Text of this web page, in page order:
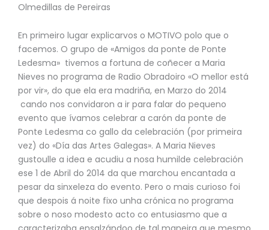
Olmedillas de Pereiras
En primeiro lugar explicarvos o MOTIVO polo que o
facemos. O grupo de «Amigos da ponte de Ponte
Ledesma» tivemos a fortuna de coñecer a Maria
Nieves no programa de Radio Obradoiro «O mellor está
por vir», do que ela era madriña, en Marzo do 2014
cando nos convidaron a ir para falar do pequeno
evento que ívamos celebrar a carón da ponte de
Ponte Ledesma co gallo da celebración (por primeira
vez) do «Día das Artes Galegas». A Maria Nieves
gustoulle a idea e acudiu a nosa humilde celebración
ese 1 de Abril do 2014 da que marchou encantada a
pesar da sinxeleza do evento. Pero o mais curioso foi
que despois á noite fixo unha crónica no programa
sobre o noso modesto acto co entusiasmo que a